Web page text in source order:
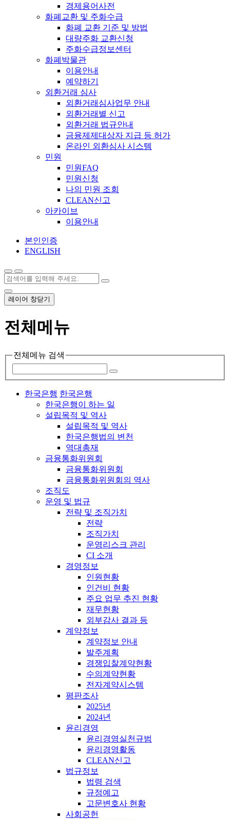
경제용어사전
화폐교환 및 주화수급
화폐 교환 기준 및 방법
대량주화 교환신청
주화수급정보센터
화폐박물관
이용안내
예약하기
외환거래 심사
외환거래심사업무 안내
외환거래별 신고
외환거래 법규안내
금융제제대상자 지급 등 허가
온라인 외환심사 시스템
민원
민원FAQ
민원신청
나의 민원 조회
CLEAN신고
아카이브
이용안내
본인인증
ENGLISH
레이어 창닫기
전체메뉴
전체메뉴 검색
한국은행 한국은행
한국은행이 하는 일
설립목적 및 역사
설립목적 및 역사
한국은행법의 변천
역대총재
금융통화위원회
금융통화위원회
금융통화위원회의 역사
조직도
운영 및 법규
전략 및 조직가치
전략
조직가치
운영리스크 관리
CI 소개
경영정보
인원현황
인건비 현황
주요 업무 추진 현황
재무현황
외부감사 결과 등
계약정보
계약정보 안내
발주계획
경쟁입찰계약현황
수의계약현황
전자계약시스템
평판조사
2025년
2024년
윤리경영
윤리경영실천규범
윤리경영활동
CLEAN신고
법규정보
법령 검색
규정예고
고문변호사 현황
사회공헌